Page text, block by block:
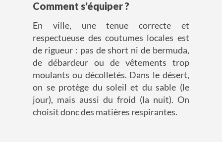
Comment s'équiper ?
En ville, une tenue correcte et
respectueuse des coutumes locales est
de rigueur : pas de short ni de bermuda,
de débardeur ou de vêtements trop
moulants ou décolletés. Dans le désert,
on se protège du soleil et du sable (le
jour), mais aussi du froid (la nuit). On
choisit donc des matières respirantes.